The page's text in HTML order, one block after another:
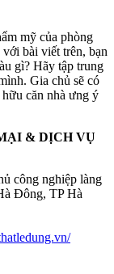
mỹ của phòng
bài viết trên, bạn
gì? Hãy tập trung
Gia chủ sẽ có
căn nhà ưng ý
& DỊCH VỤ
công nghiệp làng
Đông, TP Hà